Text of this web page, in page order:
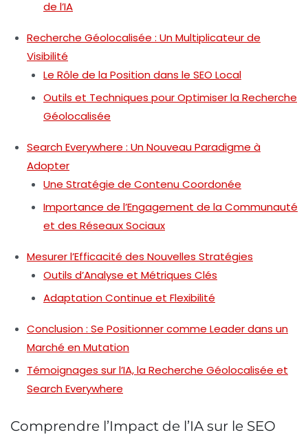
de l’IA
Recherche Géolocalisée : Un Multiplicateur de
Visibilité
Le Rôle de la Position dans le SEO Local
Outils et Techniques pour Optimiser la Recherche
Géolocalisée
Search Everywhere : Un Nouveau Paradigme à
Adopter
Une Stratégie de Contenu Coordonée
Importance de l’Engagement de la Communauté
et des Réseaux Sociaux
Mesurer l’Efficacité des Nouvelles Stratégies
Outils d’Analyse et Métriques Clés
Adaptation Continue et Flexibilité
Conclusion : Se Positionner comme Leader dans un
Marché en Mutation
Témoignages sur l’IA, la Recherche Géolocalisée et
Search Everywhere
Comprendre l’Impact de l’IA sur le SEO